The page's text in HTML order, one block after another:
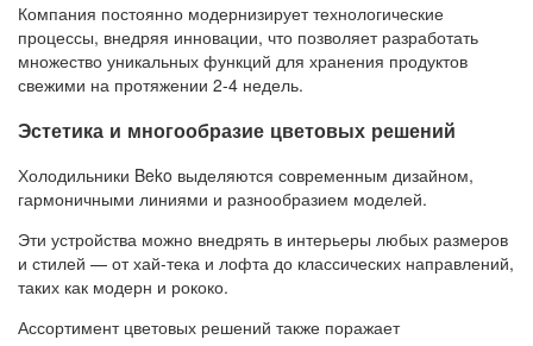
Компания постоянно модернизирует технологические
процессы, внедряя инновации, что позволяет разработать
множество уникальных функций для хранения продуктов
свежими на протяжении 2-4 недель.
Эстетика и многообразие цветовых решений
Холодильники Beko выделяются современным дизайном,
гармоничными линиями и разнообразием моделей.
Эти устройства можно внедрять в интерьеры любых размеров
и стилей — от хай-тека и лофта до классических направлений,
таких как модерн и рококо.
Ассортимент цветовых решений также поражает